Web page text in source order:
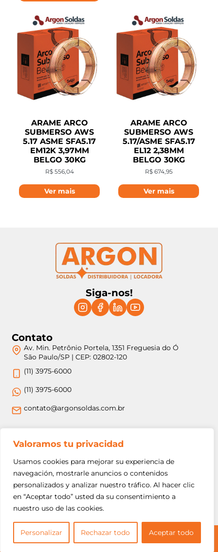
Valoramos tu privacidad
Usamos cookies para mejorar su experiencia de
navegación, mostrarle anuncios o contenidos
personalizados y analizar nuestro tráfico. Al hacer clic
en “Aceptar todo” usted da su consentimiento a
nuestro uso de las cookies.
Personalizar Rechazar todo Aceptar todo
ARAME ARCO
SUBMERSO AWS
5.17 ASME SFA5.17
EM12K 3,97MM
BELGO 30KG
R$556,04
Ver mais
ARAME ARCO
SUBMERSO AWS
5.17/ASME SFA5.17
EL12 2,38MM
BELGO 30KG
R$674,95
Ver mais
Siga-nos!
Contato
Av. Min. Petrônio Portela, 1351 Freguesia do Ó
São Paulo/SP | CEP: 02802-120
(11) 3975-6000
(11) 3975-6000
contato@argonsoldas.com.br
Jurídico
Termos e Condições
Política de Privacidade
Política de Devolução e Reembolso
Copyright © 2026 Argon Soldas (Lei 9610 de 19/02/1998) - Todos os direitos
reservados.